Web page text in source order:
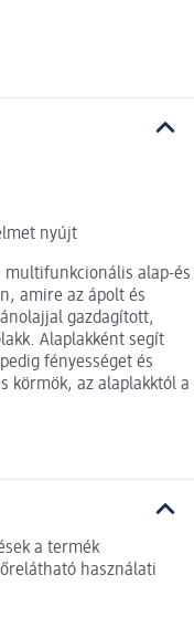
nyújt
multifunkcionális alap-és
amire az ápolt és
gazdagított,
Alaplakként segít
fényességet és
körmök, az alaplakktól a
a termék
használati